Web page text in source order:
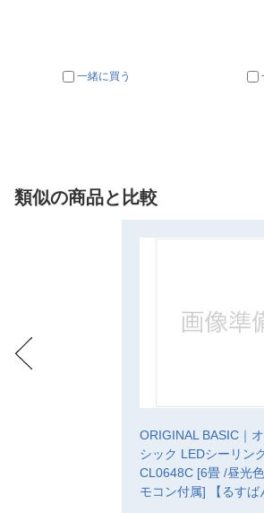
一緒に買う
類似の商品と比較
ORIGINAL BASIC｜
シック LEDシーリン
CL0648C [6畳 /昼光
モコン付属] 【るすば